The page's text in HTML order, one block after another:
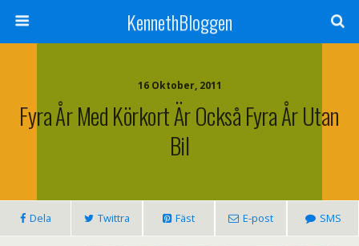
KennethBloggen
16 Oktober, 2011
Fyra År Med Körkort Är Också Fyra År Utan
Bil
Dela Twittra Fäst E-post SMS